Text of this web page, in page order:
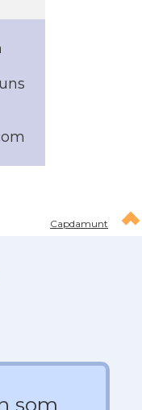
Capdamunt
som